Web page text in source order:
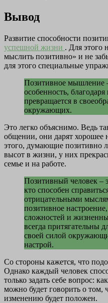
Вывод
Развитие способности
успешной жизни . Для этого
мыслить позитивно» и не
для этого специальные
Позитивное мышление
особенность,
превращается в
окружающих.
Это легко объяснимо. Ведь
общении, они дарят
этого, думающие позитивно
высот в жизни, у них
семье и на работе.
Позитивный человек –
кто способен
отрицательными
позитивное
сложностей и
всегда притягательны
своей силой
настрой.
Со стороны кажется, что
Однако каждый человек
только задать себе вопрос:
можно будет говорить о том,
изменению будет положен.